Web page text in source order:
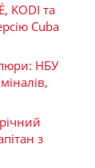
KODI та
Cuba
НБУ
з